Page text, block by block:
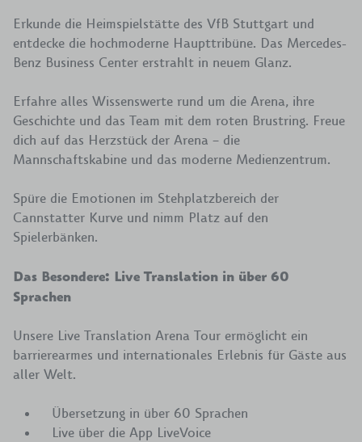
Erkunde die Heimspielstätte des VfB Stuttgart und
entdecke die hochmoderne Haupttribüne. Das Mercedes-
Benz Business Center erstrahlt in neuem Glanz.
Erfahre alles Wissenswerte rund um die Arena, ihre
Geschichte und das Team mit dem roten Brustring. Freue
dich auf das Herzstück der Arena – die
Mannschaftskabine und das moderne Medienzentrum.
Spüre die Emotionen im Stehplatzbereich der
Cannstatter Kurve und nimm Platz auf den
Spielerbänken.
Das Besondere: Live Translation in über 60
Sprachen
Unsere Live Translation Arena Tour ermöglicht ein
barrierearmes und internationales Erlebnis für Gäste aus
aller Welt.
Übersetzung in über 60 Sprachen
Live über die App LiveVoice